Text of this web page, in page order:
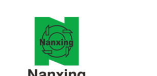
ПРОИЗВОДСТВО КОРПУСНОЙ МЕБЕЛИ